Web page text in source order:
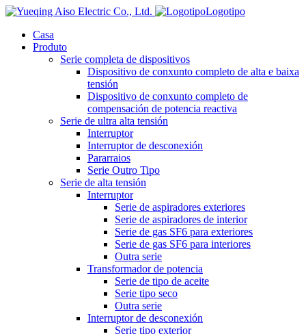
Logotipo
Casa
Produto
Serie completa de dispositivos
Dispositivo de conxunto completo de alta e baixa
tensión
Dispositivo de conxunto completo de
compensación de potencia reactiva
Serie de ultra alta tensión
Interruptor
Interruptor de desconexión
Pararraios
Serie Outro Tipo
Serie de alta tensión
Interruptor
Serie de aspiradores exteriores
Serie de aspiradores de interior
Serie de gas SF6 para exteriores
Serie de gas SF6 para interiores
Outra serie
Transformador de potencia
Serie de tipo de aceite
Serie tipo seco
Outra serie
Interruptor de desconexión
Serie tipo exterior